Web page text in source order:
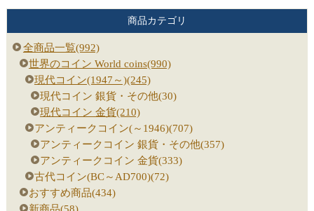
商品カテゴリ
全商品一覧(992)
世界のコイン World coins(990)
現代コイン(1947～)(245)
現代コイン 銀貨・その他(30)
現代コイン 金貨(210)
アンティークコイン(～1946)(707)
アンティークコイン 銀貨・その他(357)
アンティークコイン 金貨(333)
古代コイン(BC～AD700)(72)
おすすめ商品(434)
新商品(58)